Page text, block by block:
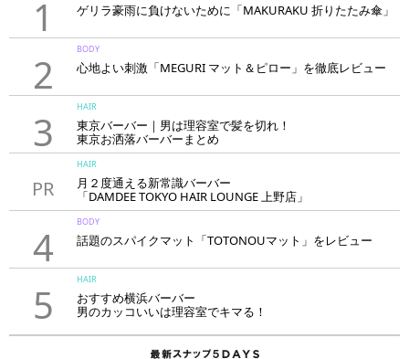
1 ゲリラ豪雨に負けないために「MAKURAKU 折りたたみ傘」
2
BODY
心地よい刺激「MEGURI マット＆ピロー」を徹底レビュー
3
HAIR
東京バーバー｜男は理容室で髪を切れ！
東京お洒落バーバーまとめ
PR
HAIR
月２度通える新常識バーバー
「DAMDEE TOKYO HAIR LOUNGE 上野店」
4
BODY
話題のスパイクマット「TOTONOUマット」をレビュー
5
HAIR
おすすめ横浜バーバー
男のカッコいいは理容室でキマる！